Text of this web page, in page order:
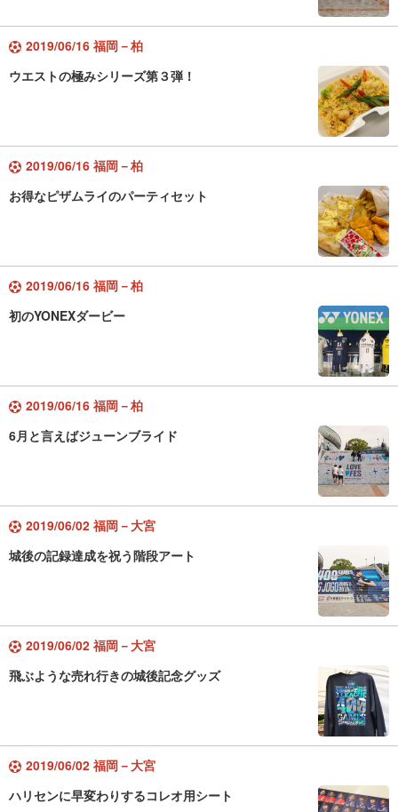
2019/06/16 福岡－柏
ウエストの極みシリーズ第３弾！
2019/06/16 福岡－柏
お得なピザムライのパーティセット
2019/06/16 福岡－柏
初のYONEXダービー
2019/06/16 福岡－柏
6月と言えばジューンブライド
2019/06/02 福岡－大宮
城後の記録達成を祝う階段アート
2019/06/02 福岡－大宮
飛ぶような売れ行きの城後記念グッズ
2019/06/02 福岡－大宮
ハリセンに早変わりするコレオ用シート